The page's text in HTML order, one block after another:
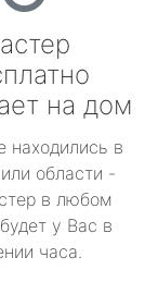
на дом
находились в
области -
в любом
у Вас в
часа.